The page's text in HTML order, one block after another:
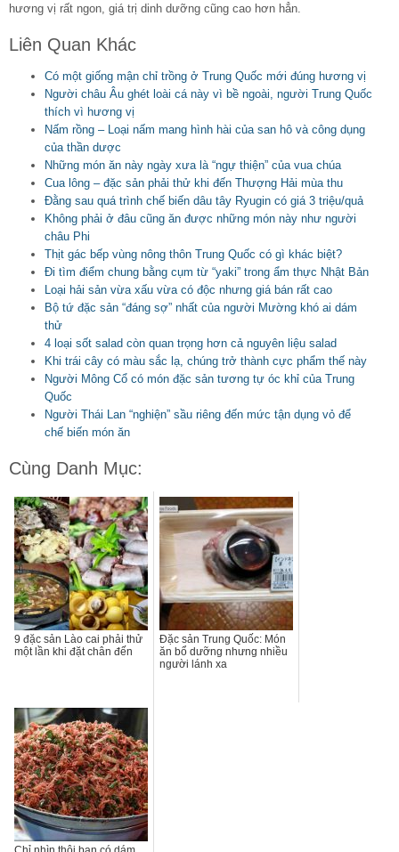
hương vị rất ngon, giá trị dinh dưỡng cũng cao hơn hẳn.
Liên Quan Khác
Có một giống mận chỉ trồng ở Trung Quốc mới đúng hương vị
Người châu Âu ghét loài cá này vì bề ngoài, người Trung Quốc
thích vì hương vị
Nấm rồng – Loại nấm mang hình hài của san hô và công dụng
của thần dược
Những món ăn này ngày xưa là “ngự thiện” của vua chúa
Cua lông – đặc sản phải thử khi đến Thượng Hải mùa thu
Đằng sau quá trình chế biến dâu tây Ryugin có giá 3 triệu/quả
Không phải ở đâu cũng ăn được những món này như người
châu Phi
Thịt gác bếp vùng nông thôn Trung Quốc có gì khác biệt?
Đi tìm điểm chung bằng cụm từ “yaki” trong ẩm thực Nhật Bản
Loại hải sản vừa xấu vừa có độc nhưng giá bán rất cao
Bộ tứ đặc sản “đáng sợ” nhất của người Mường khó ai dám
thử
4 loại sốt salad còn quan trọng hơn cả nguyên liệu salad
Khi trái cây có màu sắc lạ, chúng trở thành cực phẩm thế này
Người Mông Cổ có món đặc sản tương tự óc khỉ của Trung
Quốc
Người Thái Lan “nghiện” sầu riêng đến mức tận dụng vỏ để
chế biến món ăn
Cùng Danh Mục:
9 đặc sản Lào cai phải thử
một lần khi đặt chân đến
Đặc sản Trung Quốc: Món
ăn bổ dưỡng nhưng nhiều
người lánh xa